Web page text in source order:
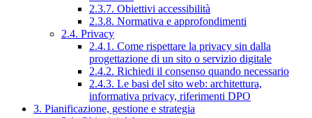
2.3.7. Obiettivi accessibilità
2.3.8. Normativa e approfondimenti
2.4. Privacy
2.4.1. Come rispettare la privacy sin dalla
progettazione di un sito o servizio digitale
2.4.2. Richiedi il consenso quando necessario
2.4.3. Le basi del sito web: architettura,
informativa privacy, riferimenti DPO
3. Pianificazione, gestione e strategia